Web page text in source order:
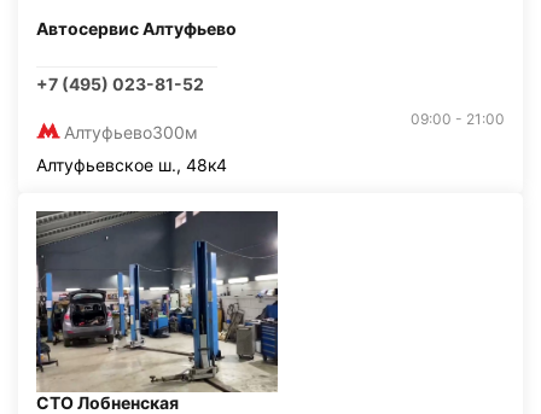
Автосервис Алтуфьево
+7 (495) 023-81-52
Алтуфьево300м
09:00 - 21:00
Алтуфьевское ш., 48к4
СТО Лобненская